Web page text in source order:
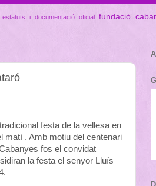
estatuts i documentació oficial fundació
festa de la vellesa en
matí . Amb motiu del centenari
fos el convidat
la festa el senyor Lluís